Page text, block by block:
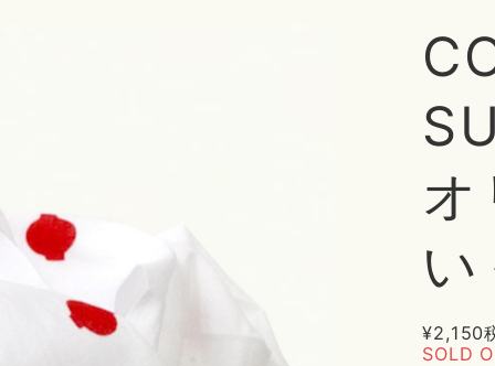
¥2,150
SOLD